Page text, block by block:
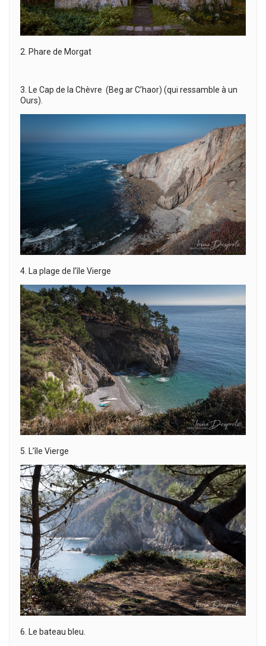
2. Phare de Morgat
3. Le Cap de la Chèvre (Beg ar C’haor) (qui ressamble à un
Ours).
4. La plage de l’île Vierge
5. L’île Vierge
6. Le bateau bleu.